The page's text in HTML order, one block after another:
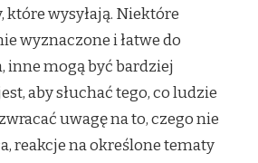
które wysyłają. Niektóre
wyznaczone i łatwe do
inne mogą być bardziej
aby słuchać tego, co ludzie
uwagę na to, czego nie
reakcje na określone tematy